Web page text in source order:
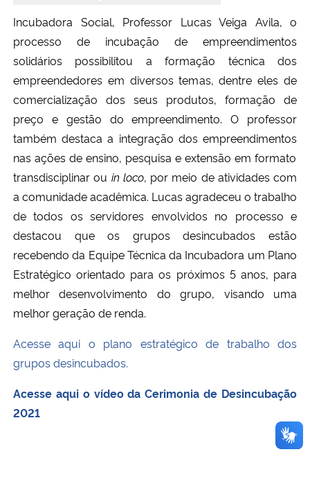
Incubadora Social, Professor Lucas Veiga Avila, o
processo de incubação de empreendimentos
solidários possibilitou a formação técnica dos
empreendedores em diversos temas, dentre eles de
comercialização dos seus produtos, formação de
preço egestão do empreendimento.O professor
também destacaa integração dosempreendimentos
nas ações de ensino, pesquisa e extensão em formato
transdisciplinar ou in loco, por meio de atividades com
a comunidade acadêmica. Lucasagradeceu o trabalho
de todos os servidores envolvidos no processo e
destacou que os grupos desincubados estão
recebendo da Equipe Técnica da Incubadora um Plano
Estratégico orientado para os próximos 5 anos, para
melhor desenvolvimento do grupo, visando uma
melhor geração de renda.
Acesse aqui o plano estratégico de trabalho dos
grupos desincubados.
Acesse aqui o vídeo da Cerimonia de Desincubação
2021